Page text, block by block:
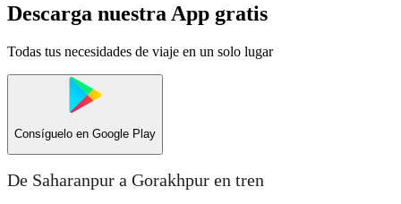
Descarga nuestra App gratis
Todas tus necesidades de viaje en un solo lugar
Consíguelo en Google Play
De Saharanpur a Gorakhpur en tren